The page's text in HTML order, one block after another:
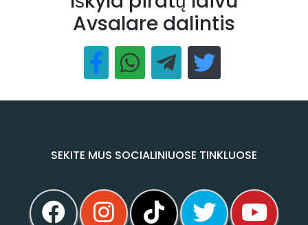
Avsalare dalintis
SEKITE MUS SOCIALINIUOSE TINKLUOSE